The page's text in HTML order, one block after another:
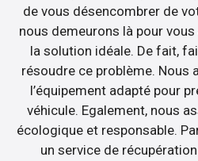
de vous désencombrer de
nous demeurons là pour
la solution idéale. De fait,
résoudre ce problème. Nous
l’équipement adapté pour
véhicule. Egalement, nous
écologique et responsable.
un service de